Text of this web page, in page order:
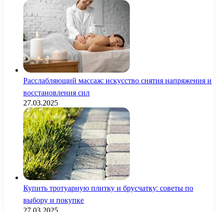
Расслабляющий массаж: искусство снятия напряжения и
восстановления сил
27.03.2025
Купить тротуарную плитку и брусчатку: советы по
выбору и покупке
27.03.2025